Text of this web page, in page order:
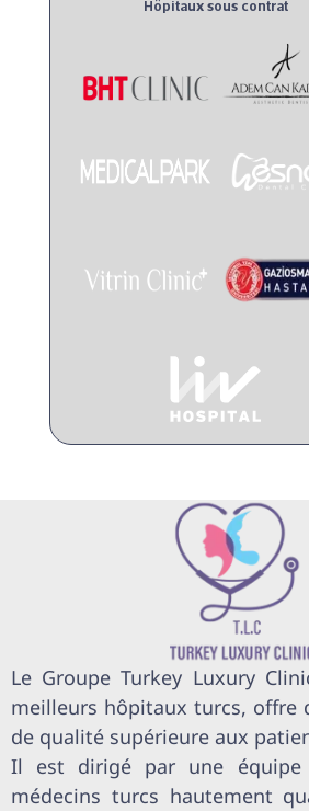
Hôpitaux sous contrat
Le Groupe Turkey Luxury
meilleurs hôpitaux turcs, offre
de qualité supérieure aux
Il est dirigé par une
médecins turcs hautement